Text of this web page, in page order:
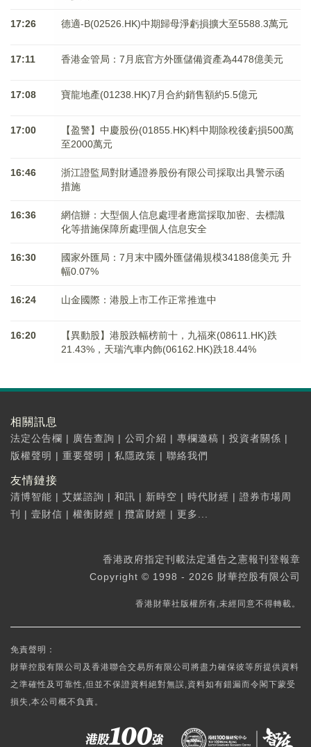
17:26 德適-B(02526.HK)中期歸母淨虧損擴大至5588.3萬元
17:11 香港金管局：7月底官方外匯儲備資產為4478億美元
17:08 寶龍地產(01238.HK)7月合約銷售額約5.5億元
17:00
【盈警】中慶股份(01855.HK)料中期除稅後虧損500萬
至2000萬元
16:46
浙江證監局對財通證券股份有限公司採取出具警示函
措施
16:36
網信辦：大型個人信息處理者應當採取加密、去標識
化等措施保障所處理個人信息安全
16:30
國家外匯局：7月末中國外匯儲備規模34188億美元 升
幅0.07%
16:24 山金國際：港股上市工作正常推進中
16:20
【異動股】港股跌幅榜前十，九福來(08611.HK)跌
21.43%，天瑞汽車内飾(06162.HK)跌18.44%
相關訊息
法定公告欄 | 廣告查詢 | 公司介紹 | 專欄邀稿 | 投資者關係 |
版權聲明 | 重要聲明 | 私隱政策 | 聯絡我們
友情鏈接
清博智能 | 艾媒諮詢 | 和訊 | 新時空 | 時代財經 | 證券市場周
刊
| 壹財信 | 權衡財經 | 攬富財經 | 更多...
香港政府指定刊載法定通告之憲報刊登報章
Copyright © 1998 - 2026 財華控股有限公司
香港財華社版權所有,未經同意不得轉載。
免責聲明：
財華控股有限公司及香港聯合交易所有限公司將盡力確保彼等所提供資料
之準確性及可靠性,但並不保證資料絕對無誤,資料如有錯漏而令閣下蒙受
損失,本公司概不負責。